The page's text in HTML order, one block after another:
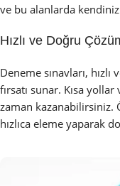
ve bu alanlarda
Hızlı ve Doğru
Deneme sınavları,
fırsatı sunar. Kısa
zaman kazanabilirsiniz.
hızlıca eleme yaparak